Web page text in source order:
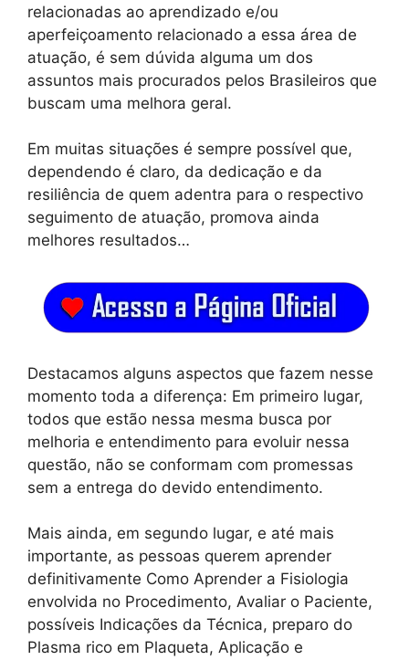
relacionadas ao aprendizado e/ou
aperfeiçoamento relacionado a essa área de
atuação, é sem dúvida alguma um dos
assuntos mais procurados pelos Brasileiros que
buscam uma melhora geral.
Em muitas situações é sempre possível que,
dependendo é claro, da dedicação e da
resiliência de quem adentra para o respectivo
seguimento de atuação, promova ainda
melhores resultados…
Destacamos alguns aspectos que fazem nesse
momento toda a diferença: Em primeiro lugar,
todos que estão nessa mesma busca por
melhoria e entendimento para evoluir nessa
questão, não se conformam com promessas
sem a entrega do devido entendimento.
Mais ainda, em segundo lugar, e até mais
importante, as pessoas querem aprender
definitivamente Como Aprender a Fisiologia
envolvida no Procedimento, Avaliar o Paciente,
possíveis Indicações da Técnica, preparo do
Plasma rico em Plaqueta, Aplicação e